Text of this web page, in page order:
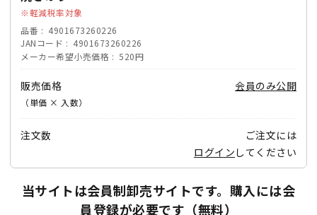
軽減税率対象
品番
4901673260226
JANコード
4901673260226
メーカー希望小売価格
520円
販売価格
（単価 × 入数）
会員のみ公開
注文数
ご注文には
ログイン してください
当サイトは会員制卸売サイトです。購入には会
員登録が必要です（無料）